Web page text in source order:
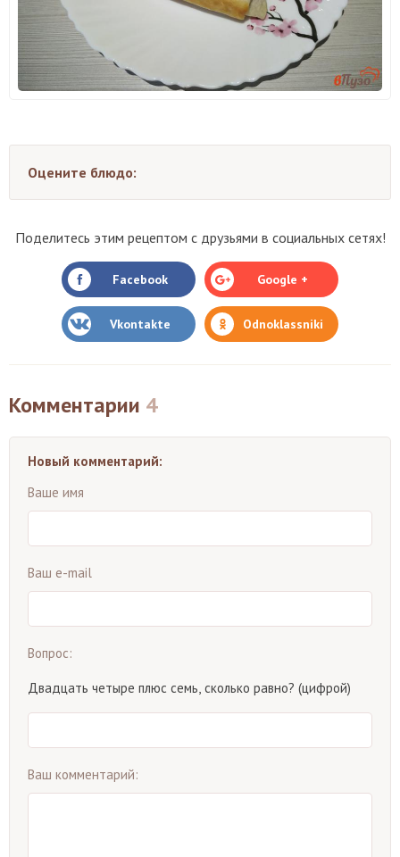
Оцените блюдо:
Поделитесь этим рецептом с друзьями в социальных сетях!
Facebook Google +
Vkontakte Odnoklassniki
Комментарии 4
Новый комментарий:
Ваше имя
Ваш e-mail
Вопрос:
Двадцать четыре плюс семь, сколько равно? (цифрой)
Ваш комментарий: